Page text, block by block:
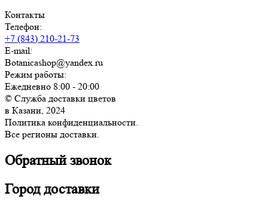
Контакты
Телефон:
+7 (843) 210-21-73
E-mail:
Botanicashop@yandex.ru
Режим работы:
Ежедневно 8:00 - 20:00
© Служба доставки цветов
в Казани, 2024
Политика конфиденциальности.
Все регионы доставки.
Обратный звонок
Город доставки